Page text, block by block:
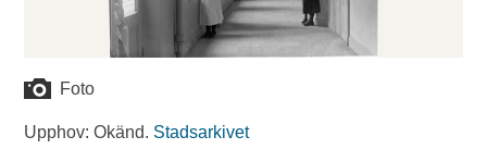
Foto
Upphov: Okänd. Stadsarkivet